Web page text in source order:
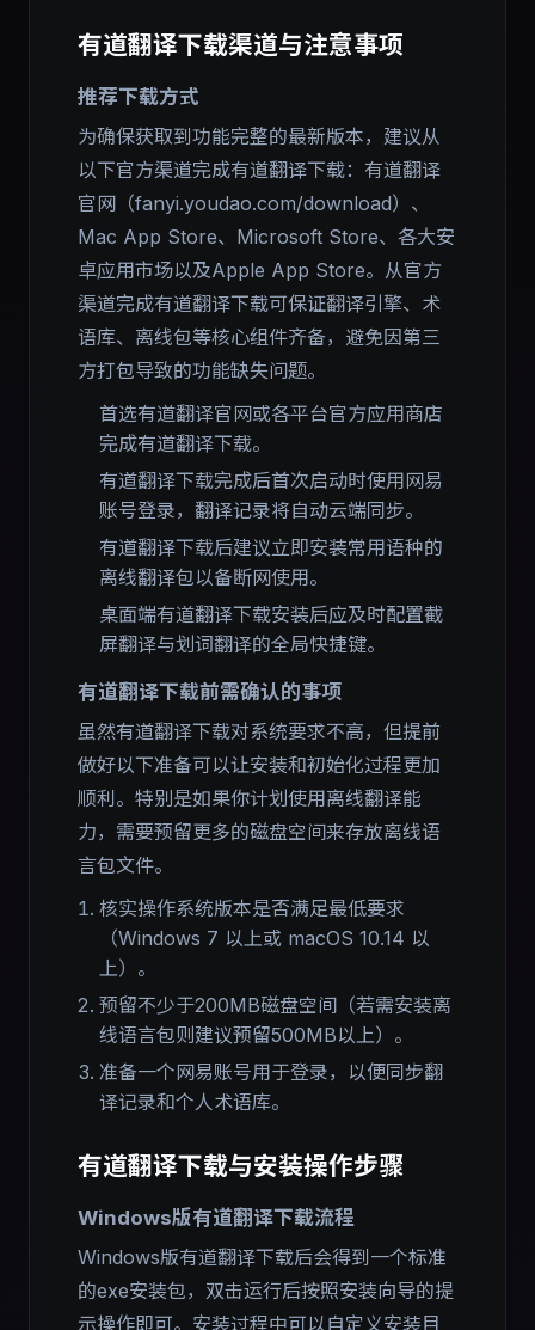
有道翻译下载渠道与注意事项
推荐下载方式
为确保获取到功能完整的最新版本，建议从
以下官方渠道完成有道翻译下载：有道翻译
官网（fanyi.youdao.com/download）、
Mac App Store、Microsoft Store、各大安
卓应用市场以及Apple App Store。从官方
渠道完成有道翻译下载可保证翻译引擎、术
语库、离线包等核心组件齐备，避免因第三
方打包导致的功能缺失问题。
首选有道翻译官网或各平台官方应用商店
完成有道翻译下载。
有道翻译下载完成后首次启动时使用网易
账号登录，翻译记录将自动云端同步。
有道翻译下载后建议立即安装常用语种的
离线翻译包以备断网使用。
桌面端有道翻译下载安装后应及时配置截
屏翻译与划词翻译的全局快捷键。
有道翻译下载前需确认的事项
虽然有道翻译下载对系统要求不高，但提前
做好以下准备可以让安装和初始化过程更加
顺利。特别是如果你计划使用离线翻译能
力，需要预留更多的磁盘空间来存放离线语
言包文件。
核实操作系统版本是否满足最低要求
（Windows 7 以上或 macOS 10.14 以
上）。
预留不少于200MB磁盘空间（若需安装离
线语言包则建议预留500MB以上）。
准备一个网易账号用于登录，以便同步翻
译记录和个人术语库。
有道翻译下载与安装操作步骤
Windows版有道翻译下载流程
Windows版有道翻译下载后会得到一个标准
的exe安装包，双击运行后按照安装向导的提
示操作即可。安装过程中可以自定义安装目